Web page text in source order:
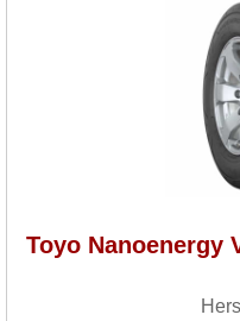
Toyo Nanoenergy